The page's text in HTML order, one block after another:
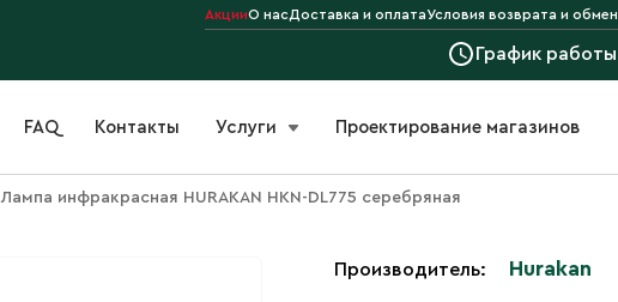
АкцииО насДоставка и оплатаУсловия возврата и
График работы
FAQ Контакты Услуги Проектирование магазинов
Лампа инфракрасная HURAKAN HKN-DL775 серебряная
Производитель: Hurakan